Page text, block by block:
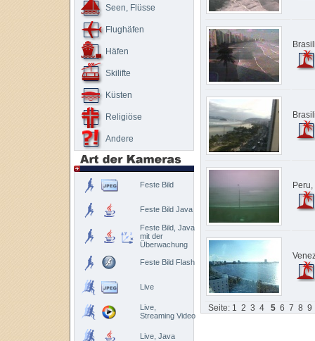
Seen, Flüsse
Flughäfen
Häfen
Skilifte
Küsten
Religiöse
Andere
Feste Bild
Feste Bild Java
Feste Bild, Java
mit der
Überwachung
Feste Bild Flash
Live
Live,
Streaming Video
Live, Java
Seite: 1 2 3 4 5 6 7 8 9